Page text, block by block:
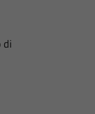
di